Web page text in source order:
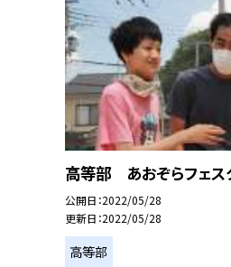
高等部 あおぞらフェス
公開日 2022/05/28
更新日 2022/05/28
高等部